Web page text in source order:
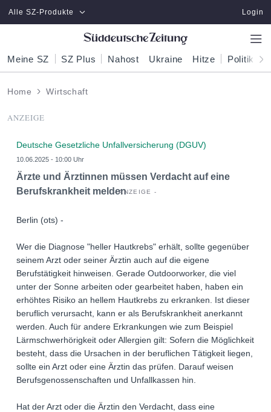
Zum Hauptinhalt springen
Alle SZ-Produkte Login
Meine SZ SZ Plus Nahost Ukraine Hitze Politik
Home Wirtschaft
ANZEIGE
Deutsche Gesetzliche Unfallversicherung (DGUV)
10.06.2025 - 10:00 Uhr
Ärzte und Ärztinnen müssen Verdacht auf eine
Berufskrankheit melden
Berlin (ots) -
Wer die Diagnose "heller Hautkrebs" erhält, sollte gegenüber
seinem Arzt oder seiner Ärztin auch auf die eigene
Berufstätigkeit hinweisen. Gerade Outdoorworker, die viel
unter der Sonne arbeiten oder gearbeitet haben, haben ein
erhöhtes Risiko an hellem Hautkrebs zu erkranken. Ist dieser
beruflich verursacht, kann er als Berufskrankheit anerkannt
werden. Auch für andere Erkrankungen wie zum Beispiel
Lärmschwerhörigkeit oder Allergien gilt: Sofern die Möglichkeit
besteht, dass die Ursachen in der beruflichen Tätigkeit liegen,
sollte ein Arzt oder eine Ärztin das prüfen. Darauf weisen
Berufsgenossenschaften und Unfallkassen hin.
Hat der Arzt oder die Ärztin den Verdacht, dass eine